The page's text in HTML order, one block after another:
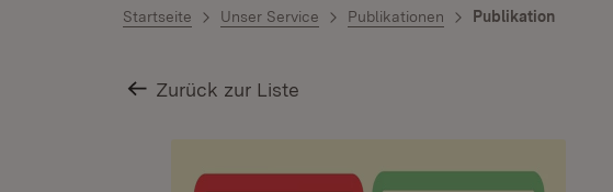
Startseite Unser Service Publikationen Publikation
Zurück zur Liste